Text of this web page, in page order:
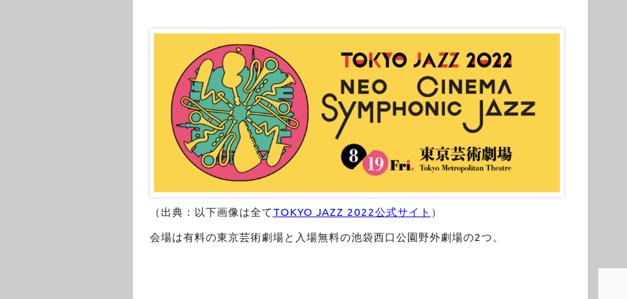
（出典：以下画像は全て TOKYO JAZZ 2022公式サイト ）
会場は有料の東京芸術劇場と入場無料の池袋西口公園野外劇場の2つ。